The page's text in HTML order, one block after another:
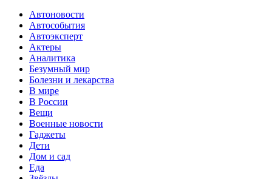
Автоновости
Автособытия
Автоэксперт
Актеры
Аналитика
Безумный мир
Болезни и лекарства
В мире
В России
Вещи
Военные новости
Гаджеты
Дети
Дом и сад
Еда